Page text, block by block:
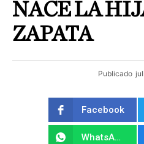
NACE LA
ZAPATA
Publicado
Facebook
WhatsApp